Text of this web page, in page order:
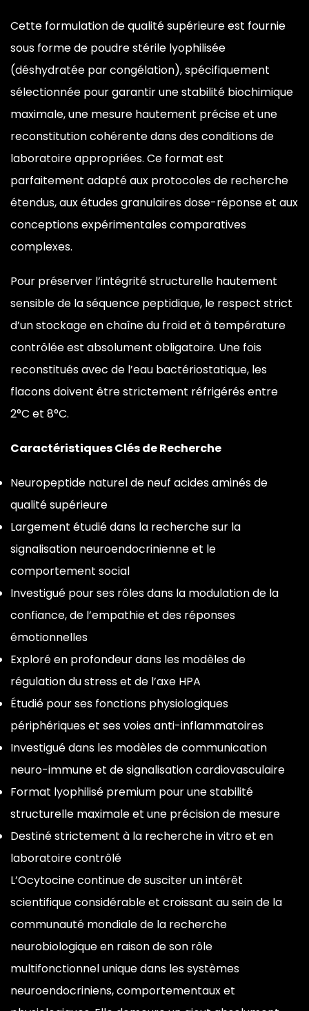
Cette formulation de qualité supérieure est fournie
sous forme de poudre stérile lyophilisée
(déshydratée parcongélation), spécifiquement
sélectionnée pour garantir unestabilité biochimique
maximale, une mesure hautement précise et une
reconstitution cohérente dans desconditions de
laboratoire appropriées. Ce format est
parfaitement adapté aux protocoles de recherche
étendus, auxétudes granulaires dose-réponse et aux
conceptions expérimentales comparatives
complexes.
Pour préserver l’intégrité structurelle hautement
sensible de la séquence peptidique, le respect strict
d’un stockage en chaînedu froid et à température
contrôléeest absolument obligatoire. Une fois
reconstitués avec de l’eau bactériostatique, les
flacons doivent être strictement réfrigérés entre
2°C et 8°C.
Caractéristiques Clés de Recherche
Neuropeptide naturel de neuf acidesaminés de
qualité supérieure
Largement étudié dans la recherche sur la
signalisation neuroendocrinienne et le
comportement social
Investigué pour ses rôles dans la modulation de la
confiance, de l’empathie et des réponses
émotionnelles
Exploré en profondeurdans les modèles de
régulation dustress et de l’axe HPA
Étudié pourses fonctions physiologiques
périphériques et ses voiesanti-inflammatoires
Investigué dans les modèles de communication
neuro-immune et de signalisationcardiovasculaire
Format lyophilisé premium pour une stabilité
structurelle maximale et une précision de mesure
Destiné strictement à la recherche in vitro et en
laboratoire contrôlé
L’Ocytocinecontinue de susciter un intérêt
scientifique considérable et croissant au sein de la
communauté mondiale de la recherche
neurobiologique en raisonde son rôle
multifonctionnel uniquedans les systèmes
neuroendocriniens, comportementaux et